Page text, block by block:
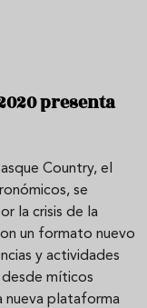
presenta
Country, el
se
la crisis de la
un formato nuevo
y actividades
desde míticos
nueva plataforma